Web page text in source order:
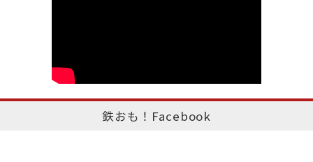
鉄おも！Facebook